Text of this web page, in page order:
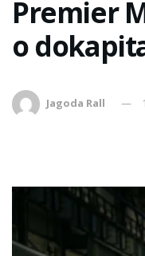
Premier
o
Jagoda Rall